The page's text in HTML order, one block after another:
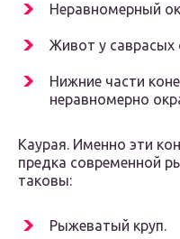
Неравномерный
Живот у саврасых
Нижние части
неравномерно
Каурая. Именно эти
предка современной
таковы:
Рыжеватый круп.